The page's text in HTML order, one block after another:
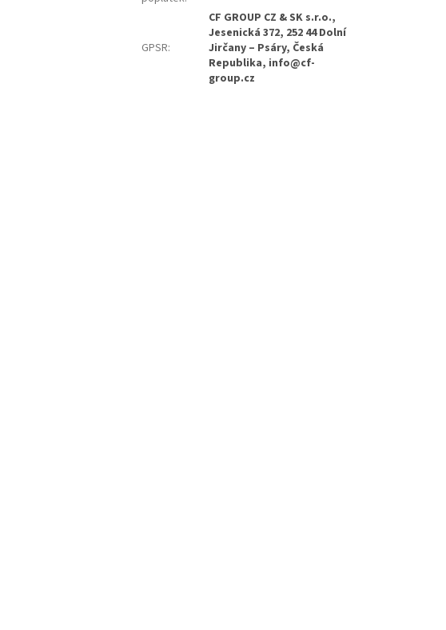
GPSR:
CF GROUP CZ & SK s.r.o.,
Jesenická 372, 252 44 Dolní
Jirčany – Psáry, Česká
Republika, info@cf-
group.cz